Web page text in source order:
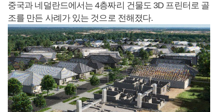
중국과 네덜란드에서는 4층짜리 건물도 3D 프린터로 골
조를 만든 사례가 있는 것으로 전해졌다.